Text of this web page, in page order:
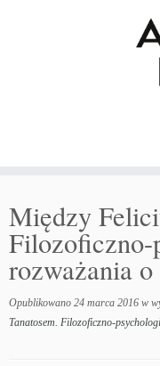
Między
Filozoficzno-
rozważania
Opublikowano 24 marca 2016 w
Tanatosem. Filozoficzno-